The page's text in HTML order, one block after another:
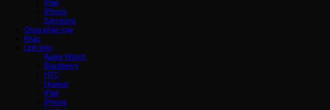
iPad
iPhone
Samsung
Chưa phân loại
Khác
Linh kiện
Apple Watch
Blackberry
HTC
Huawei
iPad
iPhone